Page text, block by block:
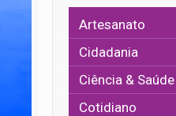
Artesanato
Cidadania
Ciência & Saúde
Cotidiano